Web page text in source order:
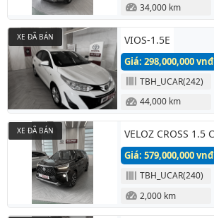
34,000 km
VIOS-1.5E
Giá: 298,000,000 vnđ
TBH_UCAR(242)
44,000 km
XE ĐÃ BÁN
VELOZ CROSS 1.5
Giá: 579,000,000 vnđ
TBH_UCAR(240)
2,000 km
XE ĐÃ BÁN